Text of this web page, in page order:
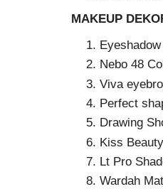
MAKEUP
Nebo 48
Viva
Perfect
Drawing
Kiss
Lt Pro
Wardah